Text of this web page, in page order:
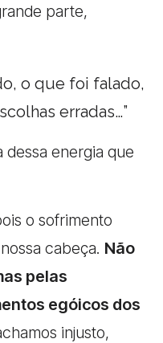
parte,
o que foi falado,
erradas…”
dessa energia que
o sofrimento
cabeça. Não
pelas
egóicos dos
injusto,